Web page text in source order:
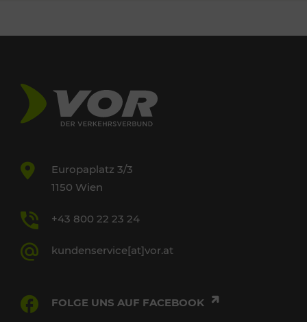
Europaplatz 3/3
1150 Wien
+43 800 22 23 24
kundenservice[at]vor.at
FOLGE UNS AUF FACEBOOK